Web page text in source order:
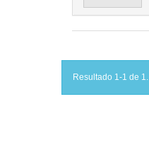
Resultado 1-1 de 1.